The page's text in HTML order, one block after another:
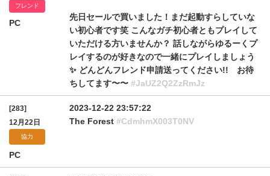
フレンド
PC
先日セールで買いました！まだ起動すらしていな
い初心者です笑 こんなガチ初心者ともプレイして
いただける方いませんか？ 話しながらゆるーくプ
レイするのが好きなので一緒にプレイしましょう
✨ どんどんフレンド申請送ってください!! お待
ちしてます〜〜 #JaUZ2Q2ZzRmJz
[283]
12月22日
協力
PC
2023-12-22 23:57:22
The Forest #CdmhmX003T0NV